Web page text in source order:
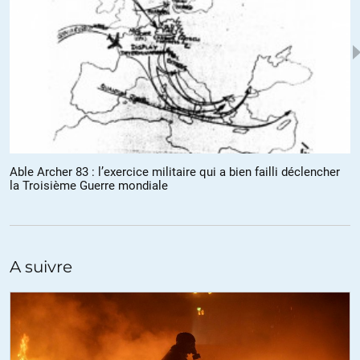
Pastèqye//14.08.2014 à 06h24
Olivier, ton travail de démystification est très intéressant, sauf que
pour la crise de Cuba, tu oublies juste que les fusées soviétiques
installées à Cuba ne sont qu’une réponse à l’installation antérieure
de missiles états-uniens en Turquie.
Au final, les états-uniens ont enlevé leurs missiles en Turquie pour
que la crise de Cuba ne se résolve, donc les soviétiques ont gagné ce
Non?
Patrick Luder
Cette histoire est connue depuis longtemps, c’est du réchauffé.
Ne laissez jamais d’armes aux mains de guerriers purs,
un guerrier c’est fait pour faire la guerre, il vit pour se servir d’armes
Heureusement qu’il y a encore des « humains » dans les armées de
Able Archer 83 : l’exercice militaire qui a bien failli déclencher
la Troisième Guerre mondiale
A suivre